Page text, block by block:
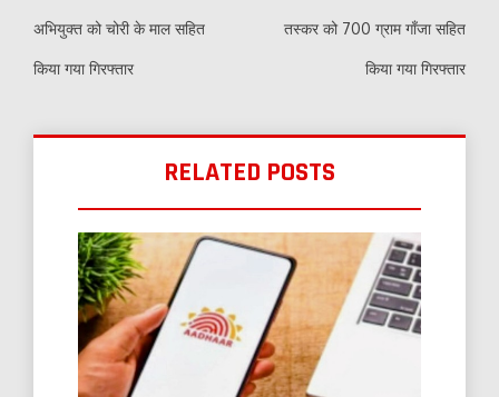
अभियुक्त को चोरी के माल सहित
किया गया गिरफ्तार
तस्कर को 700 ग्राम गाँजा सहित
किया गया गिरफ्तार
RELATED POSTS